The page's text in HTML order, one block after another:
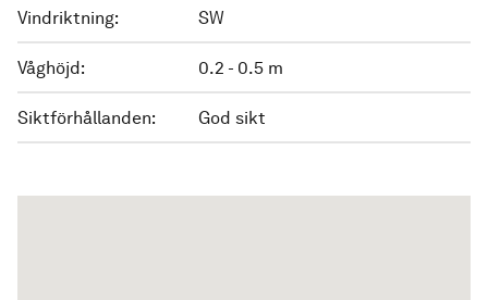
Vindriktning: SW
Våghöjd: 0.2 - 0.5 m
Siktförhållanden: God sikt